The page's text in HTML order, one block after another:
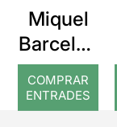
Miquel
Barcelon
a: Rojos
COMPRAR
ENTRADES